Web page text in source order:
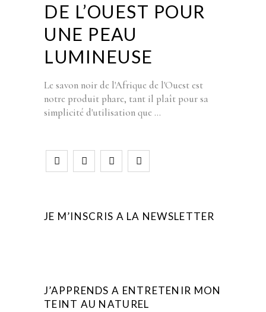
DE L’OUEST POUR
UNE PEAU
LUMINEUSE
Le savon noir de l'Afrique de l'Ouest est
notre produit phare, tant il plaît pour sa
simplicité d'utilisation que
JE M’INSCRIS A LA NEWSLETTER
J’APPRENDS A ENTRETENIR MON
TEINT AU NATUREL